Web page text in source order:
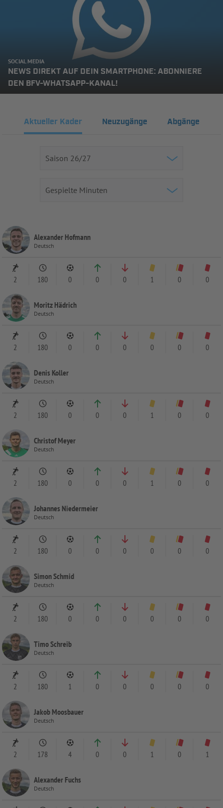
SOCIAL MEDIA
NEWS DIREKT AUF DEIN SMARTPHONE: ABONNIERE
DEN BFV-WHATSAPP-KANAL!
Aktueller Kader Neuzugänge Abgänge
Alexander Hofmann
Deutsch
2 180 0 0 0 1 0 0
Moritz Hädrich
Deutsch
2 180 0 0 0 0 0 0
Denis Koller
Deutsch
2 180 0 0 0 1 0 0
Christof Meyer
Deutsch
2 180 0 0 0 1 0 0
Johannes Niedermeier
Deutsch
2 180 0 0 0 0 0 0
Simon Schmid
Deutsch
2 180 0 0 0 0 0 0
Timo Schreib
Deutsch
2 180 1 0 0 0 0 0
Jakob Moosbauer
Deutsch
2 178 4 0 0 1 0 1
Alexander Fuchs
Deutsch